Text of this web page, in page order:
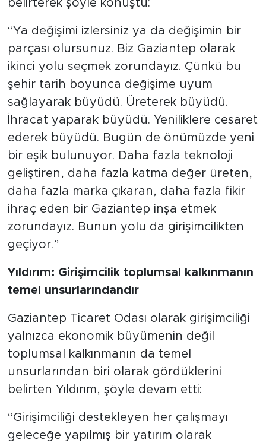
belirterek şöyle konuştu:
“Ya değişimi izlersiniz ya da değişimin bir
parçası olursunuz. Biz Gaziantep olarak
ikinci yolu seçmek zorundayız. Çünkü bu
şehir tarih boyunca değişime uyum
sağlayarak büyüdü. Üreterek büyüdü.
İhracat yaparak büyüdü. Yeniliklere cesaret
ederek büyüdü. Bugün de önümüzde yeni
bir eşik bulunuyor. Daha fazla teknoloji
geliştiren, daha fazla katma değer üreten,
daha fazla marka çıkaran, daha fazla fikir
ihraç eden bir Gaziantep inşa etmek
zorundayız. Bunun yolu da girişimcilikten
geçiyor.”
Yıldırım: Girişimcilik toplumsal kalkınmanın
temel unsurlarındandır
Gaziantep Ticaret Odası olarak girişimciliği
yalnızca ekonomik büyümenin değil
toplumsal kalkınmanın da temel
unsurlarından biri olarak gördüklerini
belirten Yıldırım, şöyle devam etti:
“Girişimciliği destekleyen her çalışmayı
geleceğe yapılmış bir yatırım olarak